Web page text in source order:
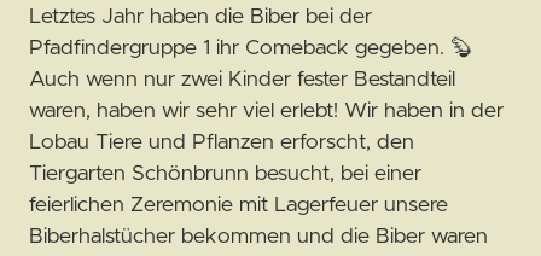
Letztes Jahr haben die Biber bei der
Pfadfindergruppe 1 ihr Comeback gegeben. 🦫
Auch wenn nur zwei Kinder fester Bestandteil
waren, haben wir sehr viel erlebt! Wir haben in der
Lobau Tiere und Pflanzen erforscht, den
Tiergarten Schönbrunn besucht, bei einer
feierlichen Zeremonie mit Lagerfeuer unsere
Biberhalstücher bekommen und die Biber waren